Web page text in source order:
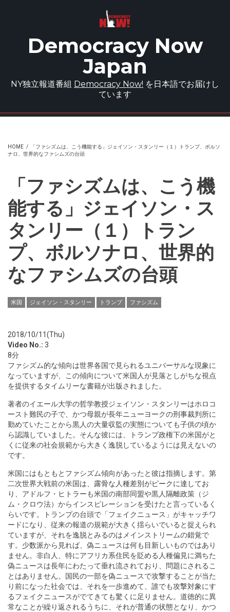
Democracy Now
Japan
NY独立報道番組 Democracy Now! を日本語でお届けし
ています
HOME /
「ファシズムは、こう機能する」ジェイソン・スタンリー（１）トランプ、ボルソ
ナロ、世界的なファシムズの台頭
「ファシズムは、こう機
能する」ジェイソン・ス
タンリー（１）トラン
プ、ボルソナロ、世界的
なファシムズの台頭
米国 ジェイソン・スタンリー トランプ ファシズム
2018/10/11(Thu)
Video No.: 3
8分
ファシズム的な傾向は世界各国で見られるユニバーサルな現象に
なっていますが、この傾向について米国人が見落としがちな視点
を提供するタイムリーな書籍が出版されました。
著者のイエール大学の哲学教授ジェイソン・スタンリーはホロコ
ースト難民の子で、かつ母親が長年ニューヨークの刑事裁判所に
勤めていたことから黒人の大量収監の実態についても子供の頃か
ら認識していました。そんな彼には、トランプ政権下の米国がと
くに従来の社会規範から大きく逸脱しているようには見えないの
です。
米国にはもともとファシズム傾向があったと彼は指摘します。第
二次世界大戦前の米国は、 露骨な人種差別がピークに達してお
り
、アドルフ・ヒトラーも米国の南部同盟や黒人隔離政策（ジ
ム・クロウ法）からインスピレーションを受けたと言っているく
らいです。トランプの台頭で「フェイクニュース」がキャッチワ
ードになり、従来の報道の規範が大きく揺らいでいると捉えられ
ていますが、それを逸脱とみるのはメインストリームの錯覚で
す。少数派から見れば、偽ニュースは何も目新しいものではあり
ません。非白人、特にアフリカ系住民を貶める人種偏見に満ちた
偽ニュースは長年にわたって垂れ流されており、問題にされるこ
とはありません。国民の一部を偽ニュースで攻撃することが当た
り前になった社会では、それを一歩進めて、誰でも攻撃対象にす
るフェイクニュースがでてきても驚くに足りません。道徳的に異
常なことが繰り返されるうちに、それが普通の状態となり、かつ